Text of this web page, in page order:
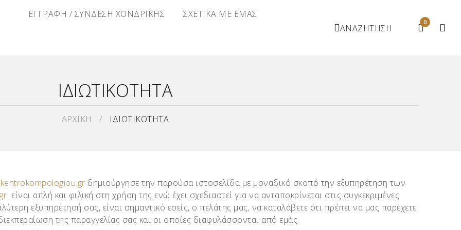
ΕΓΓΡΑΦΗ / ΣΥΝΔΕΣΗ ΧΟΝΔΡΙΚΗΣ ΣΧΕΤΙΚΑ ΜΕ ΕΜΑΣ
0
ΑΝΑΖΗΤΗΣΗ
ΙΔΙΩΤΙΚΟΤΗΤΑ
ΑΡΧΙΚΗ / ΙΔΙΩΤΙΚΟΤΗΤΑ
kentrokompologiou.gr δημιούργησε την παρούσα ιστοσελίδα με μοναδικό σκοπό την εξυπηρέτηση των
είναι απλή και φιλική στη χρήση της ενώ έχει σχεδιαστεί για να ανταποκρίνεται στις συγκεκριμένες
εξυπηρέτησή σας, είναι σημαντικό εσείς, ο πελάτης μας, να καταλάβετε ότι πρέπει να μας παρέχετε
της παραγγελίας σας και οι οποίες διαφυλάσσονται από εμάς.